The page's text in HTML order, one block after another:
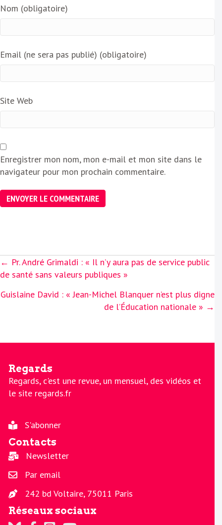
Nom (obligatoire)
Email (ne sera pas publié) (obligatoire)
Site Web
Enregistrer mon nom, mon e-mail et mon site dans le
navigateur pour mon prochain commentaire.
Posts
navigation
← Pr. André Grimaldi : « Il n’y aura pas de service public
de santé sans valeurs publiques »
Guislaine David : « Jean-Michel Blanquer n’est plus digne
de l’Éducation nationale » →
Regards
Regards, c'est une revue, un mensuel, des vidéos et
le site regards.fr
S'abonner
Contacts
Newsletter
Par email
242 bd Voltaire, 75011 Paris
Réseaux sociaux